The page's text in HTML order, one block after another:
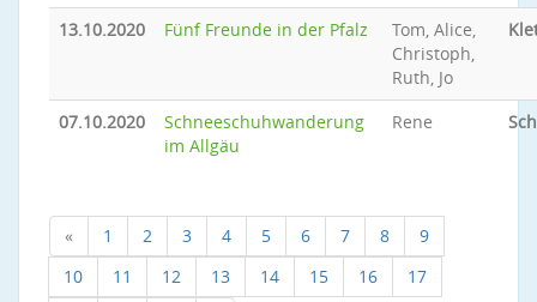
13.10.2020 Fünf Freunde in der Pfalz
Tom, Alice,
Christoph,
Ruth, Jo
07.10.2020
Schneeschuhwanderung
im Allgäu
Rene
« 1 2 3 4 5 6 7 8
9
10
11 12 13 14 15 16 17